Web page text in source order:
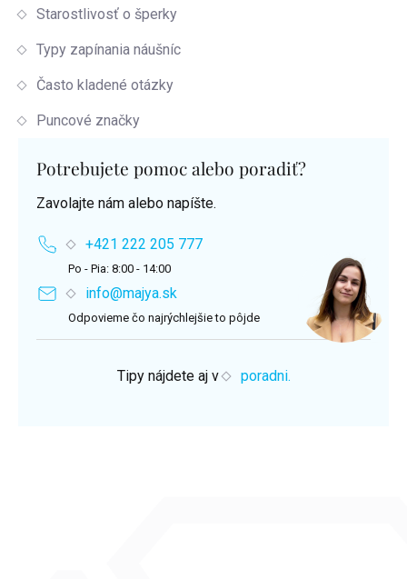
Starostlivosť o šperky
Typy zapínania náušníc
Často kladené otázky
Puncové značky
Potrebujete pomoc alebo poradiť?
Zavolajte nám alebo napíšte.
+421 222 205 777
Po - Pia: 8:00 - 14:00
info@majya.sk
Odpovieme čo najrýchlejšie to pôjde
Tipy nájdete aj v poradni.